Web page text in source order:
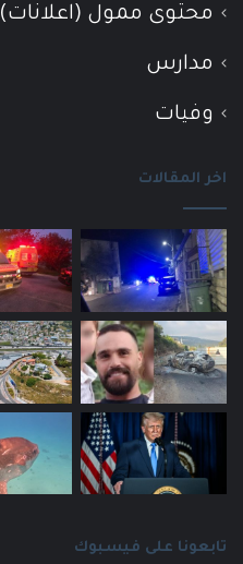
محتوى ممول (اعلانات)
مدارس
وفيات
اخر المقالات
تابعونا على فيسبوك